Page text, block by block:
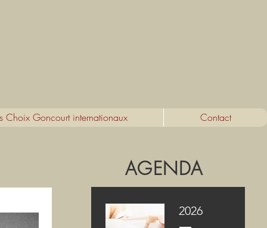
Choix Goncourt internationaux Contact
AGENDA
2026